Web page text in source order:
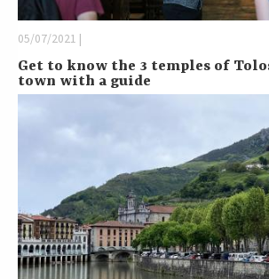
05/07/2021 |
Get to know the 3 temples of
town with a guide